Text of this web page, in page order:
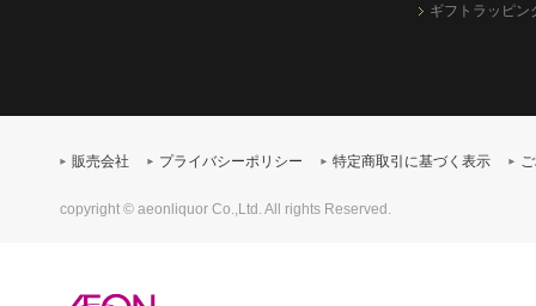
ギフトラッピン
販売会社 プライバシーポリシー 特定商取引に基づく表示
copyright © aeonliquor Co.,Ltd. All rights Reserved.